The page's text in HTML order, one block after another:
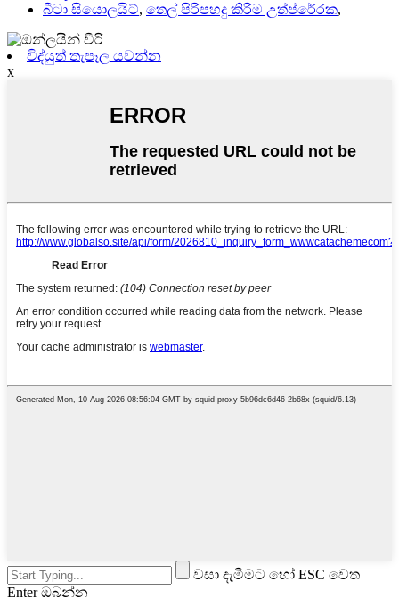
බීටා සියොලයිට්, තෙල් පිරිපහදු කිරීම උත්ප්රේරක,
විද්යුත් තැපෑල යවන්න
x
වසා දැමීමට හෝ ESC වෙත
Enter ඔබන්න